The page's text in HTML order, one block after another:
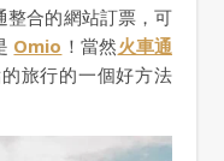
整合的網站訂票，可
Omio ！當然火車通
旅行的一個好方法